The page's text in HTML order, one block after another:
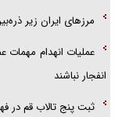
مرز‌های ایران زیر
عملیات انهدام
انفجار نباشند
ثبت پنج تالاب قم در